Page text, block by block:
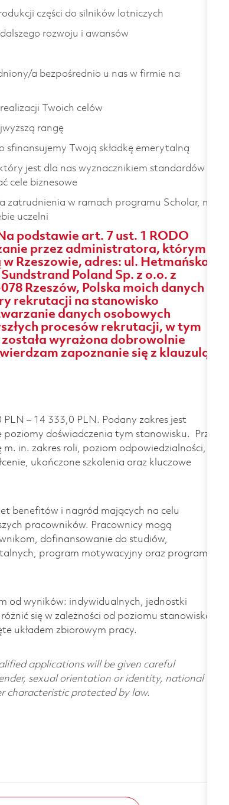
części do silników lotniczych
rozwoju i awansów
a bezpośrednio u nas w firmie na
Twoich celów
rangę
sfinansujemy Twoją składkę emerytalną
jest dla nas wyznacznikiem standardów i
cele biznesowe
zatrudnienia w ramach programu Scholar, na
uczelni
podstawie art. 7 ust. 1 RODO
przez administratora, którym
Rzeszowie, adres: ul. Hetmańska
Poland Sp. z o.o. z
Rzeszów, Polska moich danych
rekrutacji na stanowisko
danych osobowych
procesów rekrutacji, w tym
wyrażona dobrowolnie
zapoznanie się z klauzulą
– 14 333,0 PLN. Podany zakres jest
doświadczenia tym stanowisku. Przy
in. zakres roli, poziom odpowiedzialności,
ukończone szkolenia oraz kluczowe
benefitów i nagród mających na celu
pracowników. Pracownicy mogą
dofinansowanie do studiów,
program motywacyjny oraz program
od wyników: indywidualnych, jednostki
się w zależności od poziomu stanowiska
układem zbiorowym pracy.
applications will be given careful
sexual orientation or identity, national
characteristic protected by law.